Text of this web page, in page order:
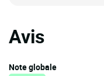
Avis
Note globale